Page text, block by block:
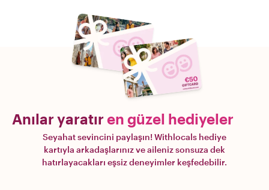
Anılar yaratır en güzel hediyeler
Seyahat sevincini paylaşın! Withlocals hediye
kartıyla arkadaşlarınız ve aileniz sonsuza dek
hatırlayacakları eşsiz deneyimler keşfedebilir.